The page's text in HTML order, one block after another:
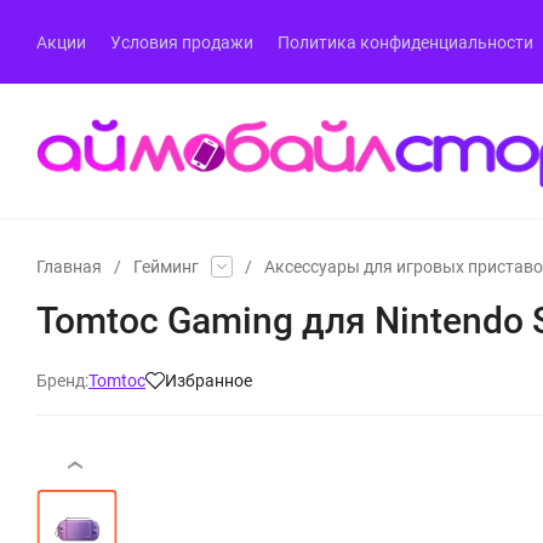
Акции Условия продажи Политика конфиденциальности
Главная / Гейминг / Аксессуары для игровых
Tomtoc Gaming для Nintendo
Бренд:Tomtoc Избранное
‹